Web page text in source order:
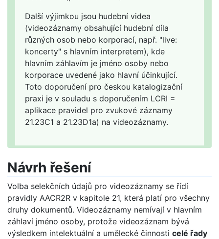
Další výjimkou jsou hudební videa
(videozáznamy obsahující hudební díla
různých osob nebo korporací, např. "live:
koncerty" s hlavním interpretem), kde
hlavním záhlavím je jméno osoby nebo
korporace uvedené jako hlavní účinkující.
Toto doporučení pro českou katalogizační
praxi je v souladu s doporučením LCRI =
aplikace pravidel pro zvukové záznamy
21.23C1 a 21.23D1a) na videozáznamy.
Návrh řešení
Volba selekčních údajů pro videozáznamy se řídí
pravidly AACR2R v kapitole 21, která platí pro všechny
druhy dokumentů. Videozáznamy nemívají v hlavním
záhlaví jméno osoby, protože videozáznam bývá
výsledkem intelektuální a umělecké činnosti celé řady